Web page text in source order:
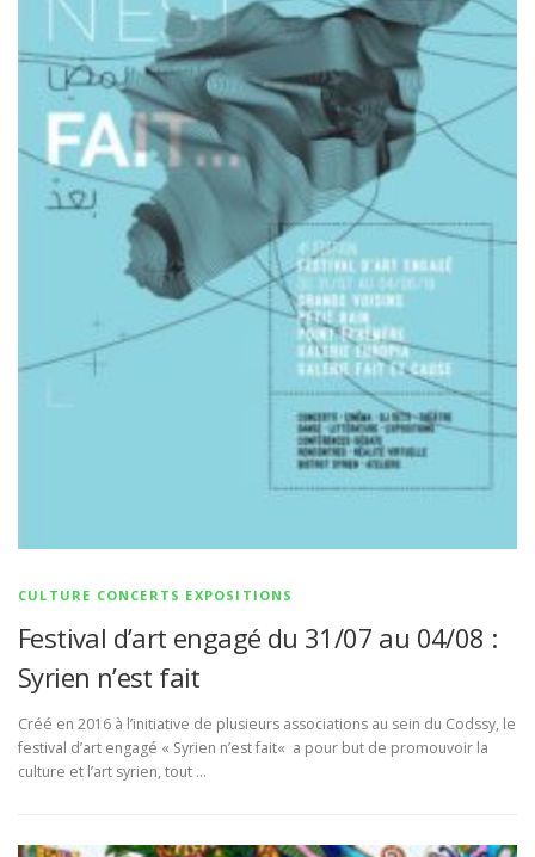
CULTURE CONCERTS EXPOSITIONS
Festival d’art engagé du 31/07 au 04/08 :
Syrien n’est fait
Créé en 2016 à l’initiative de plusieurs associations au sein du Codssy, le
festival d’art engagé « Syrien n’est fait« a pour but de promouvoir la
culture et l’art syrien, tout …